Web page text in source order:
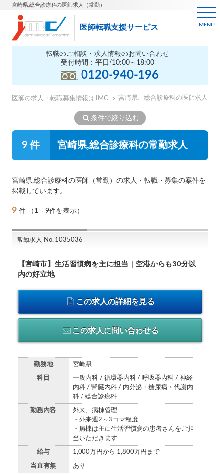
宮崎県,総合診療科の医師求人（常勤）
医師転職支援サービス
転職のご相談・求人情報のお問い合わせ
受付時間：平日/10:00～18:00
0120-940-196
MENU
医師の求人・転職募集情報はJMC 宮崎県、総合診療科の医師求人
条件で絞り込む
9 件 宮崎県,総合診療科の常勤求人
宮崎県,総合診療科の医師（常勤）の求人・転職・募集の案件を
掲載しています。
9 件 （1～9件を表示）
常勤求人 No. 1035036
【宮崎市】生活習慣病を主に担当｜空港からも30分以
内の好立地
この求人の詳細を見る
この求人に問い合わせる
勤務地 宮崎県
科目
一般内科 / 循環器内科 / 呼吸器内科 / 神経
内科 / 腎臓内科 / 内分泌・糖尿病・代謝内
科 / 総合診療科
勤務内容
外来、病棟管理
・外来週2～3コマ程度
・病棟は主に生活習慣病の患者さんをご担
当いただきます
給与 1,000万円から 1,800万円まで
当直有無 あり